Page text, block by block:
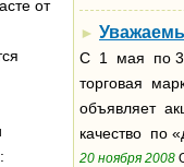
от
►
С 1 мая по
торговая
объявляет
качество по
20 ноября 2008